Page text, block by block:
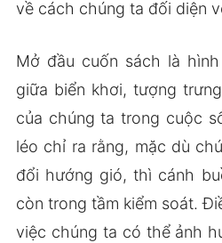
về cách chúng ta đối diện
Mở đầu cuốn sách là
giữa biển khơi, tượng
của chúng ta trong cuộc
léo chỉ ra rằng, mặc dù
đổi hướng gió, thì cánh
còn trong tầm kiểm soát.
việc chúng ta có thể ảnh